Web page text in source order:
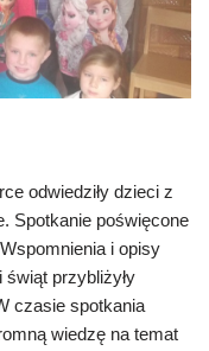
odwiedziły dzieci z
Spotkanie poświęcone
i opisy
przybliżyły
czasie spotkania
wiedzę na temat